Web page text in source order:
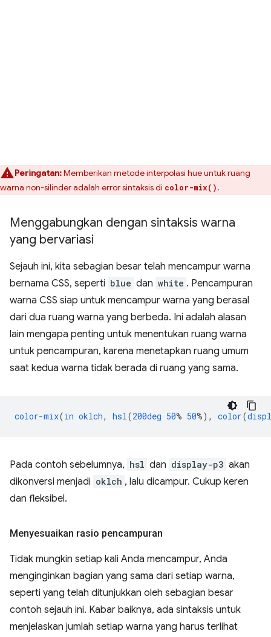
Peringatan:Memberikan metode interpolasi hue untuk ruang
warna non-silinder adalah error sintaksis di color-mix().
Menggabungkan dengan sintaksis warna
yang bervariasi
Sejauh ini, kita sebagian besar telah mencampur warna
bernama CSS, seperti blue dan white . Pencampuran
warna CSS siap untuk mencampur warna yang berasal
dari dua ruang warna yang berbeda. Ini adalah alasan
lain mengapa penting untuk menentukan ruang warna
untuk pencampuran, karena menetapkan ruang umum
saat kedua warna tidak berada di ruang yang sama.
color-mix(in oklch, hsl(200deg 50% 50%), color(
Pada contoh sebelumnya, hsl dan display-p3 akan
dikonversi menjadi oklch , lalu dicampur. Cukup keren
dan fleksibel.
Menyesuaikan rasio pencampuran
Tidak mungkin setiap kali Anda mencampur, Anda
menginginkan bagian yang sama dari setiap warna,
seperti yang telah ditunjukkan oleh sebagian besar
contoh sejauh ini. Kabar baiknya, ada sintaksis untuk
menjelaskan jumlah setiap warna yang harus terlihat